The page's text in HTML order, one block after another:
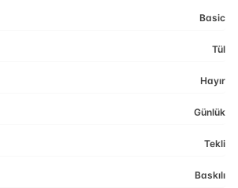
Basic
Tül
Hayır
Günlük
Tekli
Baskılı